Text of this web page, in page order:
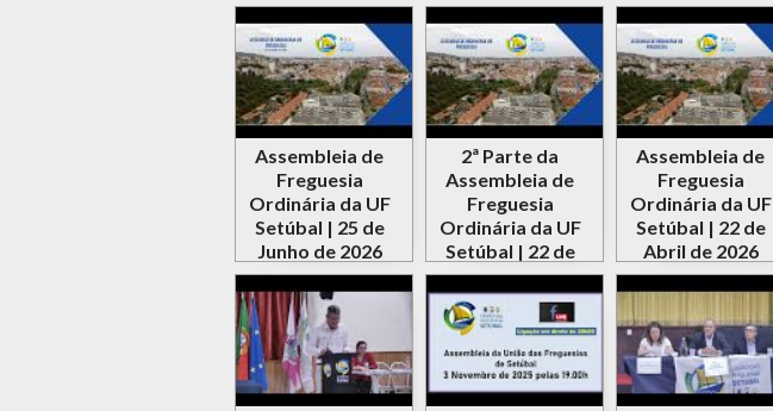
Assembleia de
Freguesia
Ordinária da UF
Setúbal | 25 de
Junho de 2026
2ª Parte da
Assembleia de
Freguesia
Ordinária da UF
Setúbal | 22 de
Abril de 2026
Assembleia de
Freguesia
Ordinária da UF
Setúbal | 22 de
Abril de 2026